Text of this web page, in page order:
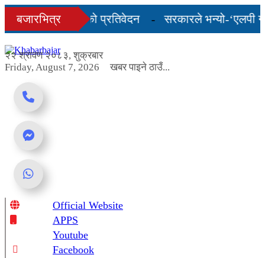
Skip
content
बजारभित्र
तीन महिनाको प्रतिवेदन
सरकारले भन्यो-‘एलपी
२२ श्रावण २०८३, शुक्रबार
Friday, August 7, 2026
खबर पाइने ठाउँ...
Online News Portal
Official Website
APPS
Youtube
Facebook